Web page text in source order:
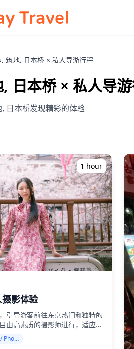
, 筑地, 日本桥 × 私人导游行程
日本桥 × 私人导
日本桥发现精彩的体验
1 hour
影体验
引导游客前往东京热门和独特的
由高素质的摄影师进行，适应您
然的构图并确定理想的拍摄地
Photoshoot / Photo tour